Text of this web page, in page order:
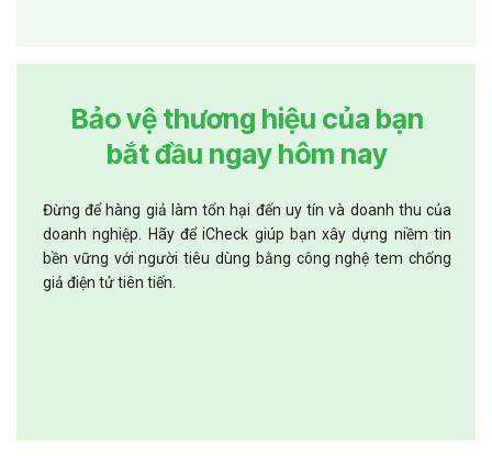
Bảo vệ thương hiệu của bạn
bắt đầu ngay hôm nay
Đừng để hàng giả làm tổn hại đến uy tín và doanh thu của
doanh nghiệp. Hãy để iCheck giúp bạn xây dựng niềm tin
bền vững với người tiêu dùng bằng công nghệ tem chống
giả điện tử tiên tiến.